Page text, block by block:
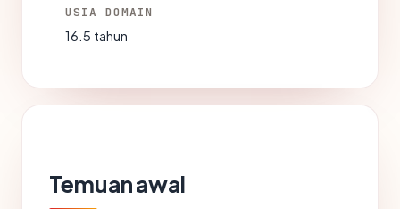
USIA DOMAIN
16.5 tahun
Temuan awal